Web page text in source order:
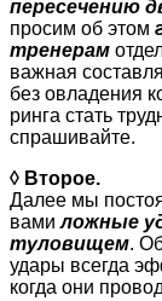
пересечению
просим об этом
тренерам
важная
без овладения
ринга стать
спрашивайте.
◊ Второе.
Далее мы
вамиложные
туловищем.
удары всегда
когда они